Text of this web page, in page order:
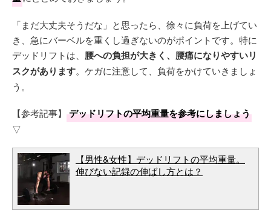
「まだ大丈夫そうだな」と思ったら、徐々に負荷を上げてい
き、急にバーベルを重くし過ぎないのがポイントです。特に
デッドリフトは、 腰への負担が大きく、腰痛になりやすいリ
スクがあります。ケガに注意して、負荷をかけていきましょ
う。
【参考記事】 デッドリフトの平均重量を参考にしましょう
▽
【男性&女性】デッドリフトの平均重量。
伸びない記録の伸ばし方とは？